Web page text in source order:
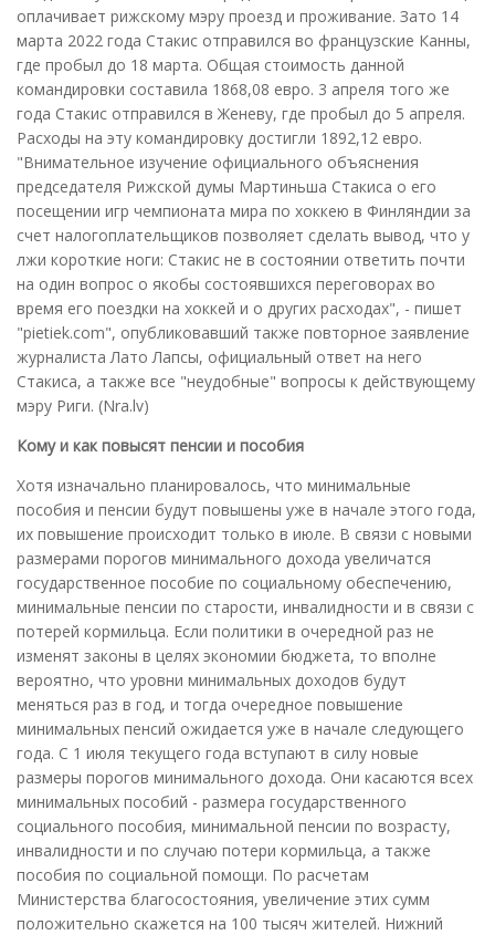
оплачивает рижскому мэру проезд и проживание. Зато 14
марта 2022 года Стакис отправился во французские Канны,
где пробыл до 18 марта. Общая стоимость данной
командировки составила 1868,08 евро. 3 апреля того же
года Стакис отправился в Женеву, где пробыл до 5 апреля.
Расходы на эту командировку достигли 1892,12 евро.
"Внимательное изучение официального объяснения
председателя Рижской думы Мартиньша Стакиса о его
посещении игр чемпионата мира по хоккею в Финляндии за
счет налогоплательщиков позволяет сделать вывод, что у
лжи короткие ноги: Стакис не в состоянии ответить почти
на один вопрос о якобы состоявшихся переговорах во
время его поездки на хоккей и о других расходах", - пишет
"pietiek.com", опубликовавший также повторное заявление
журналиста Лато Лапсы, официальный ответ на него
Стакиса, а также все "неудобные" вопросы к действующему
мэру Риги. (Nra.lv)
Кому и как повысят пенсии и пособия
Хотя изначально планировалось, что минимальные
пособия и пенсии будут повышены уже в начале этого года,
их повышение происходит только в июле. В связи с новыми
размерами порогов минимального дохода увеличатся
государственное пособие по социальному обеспечению,
минимальные пенсии по старости, инвалидности и в связи с
потерей кормильца. Если политики в очередной раз не
изменят законы в целях экономии бюджета, то вполне
вероятно, что уровни минимальных доходов будут
меняться раз в год, и тогда очередное повышение
минимальных пенсий ожидается уже в начале следующего
года. С 1 июля текущего года вступают в силу новые
размеры порогов минимального дохода. Они касаются всех
минимальных пособий - размера государственного
социального пособия, минимальной пенсии по возрасту,
инвалидности и по случаю потери кормильца, а также
пособия по социальной помощи. По расчетам
Министерства благосостояния, увеличение этих сумм
положительно скажется на 100 тысяч жителей. Нижний